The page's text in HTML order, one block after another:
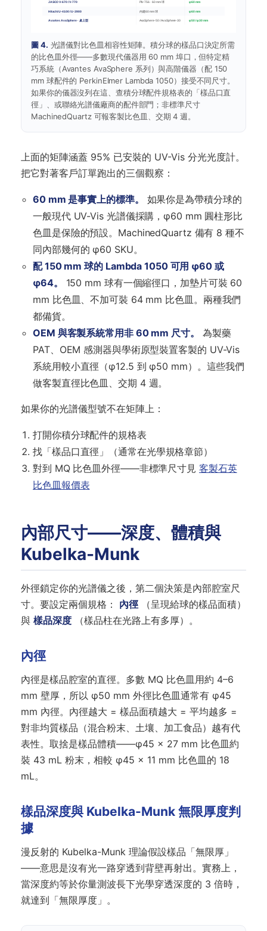
JASCO V-670 / V-770 PIV-756 · 60 mm 球 φ60 mm
Hitachi U-4100 / U-3900 內建 60 mm 球 φ60 mm
Avantes AvaSphere · 桌上型 AvaSphere-50 / AvaSphere-30 φ50 / φ30 mm
圖 4. 光譜儀對比色皿相容性矩陣。積分球的樣品口決定所需
的比色皿外徑——多數現代儀器用 60 mm 埠口，但特定精
巧系統（Avantes AvaSphere 系列）與高階儀器（配 150
mm 球配件的 PerkinElmer Lambda 1050）接受不同尺寸。
如果你的儀器沒列在這、查積分球配件規格表的「樣品口直
徑」、或聯絡光譜儀廠商的配件部門；非標準尺寸
MachinedQuartz 可報客製比色皿、交期 4 週。
上面的矩陣涵蓋 95% 已安裝的 UV-Vis 分光光度計。
把它對著客戶訂單跑出的三個觀察：
60 mm 是事實上的標準。
如果你是為帶積分球的
一般現代 UV-Vis 光譜儀採購，φ60 mm 圓柱形比
色皿是保險的預設。MachinedQuartz 備有 8 種不
同內部幾何的 φ60 SKU。
配 150 mm 球的 Lambda 1050 可用 φ60 或
φ64。
150 mm 球有一個縮徑口，加墊片可裝 60
mm 比色皿、不加可裝 64 mm 比色皿。兩種我們
都備貨。
OEM 與客製系統常用非 60 mm 尺寸。
為製藥
PAT、OEM 感測器與學術原型裝置客製的 UV-Vis
系統用較小直徑（φ12.5 到 φ50 mm）。這些我們
做客製直徑比色皿、交期 4 週。
如果你的光譜儀型號不在矩陣上：
打開你積分球配件的規格表
找「樣品口直徑」（通常在光學規格章節）
對到 MQ 比色皿外徑——非標準尺寸見 客製石英
比色皿報價表
內部尺寸——深度、體積與
Kubelka-Munk
外徑鎖定你的光譜儀之後，第二個決策是內部腔室尺
寸。要設定兩個規格： 內徑 （呈現給球的樣品面積）
與 樣品深度 （樣品柱在光路上有多厚）。
內徑
內徑是樣品腔室的直徑。多數 MQ 比色皿用約 4–6
mm 壁厚，所以 φ50 mm 外徑比色皿通常有 φ45
mm 內徑。內徑越大 = 樣品面積越大 = 平均越多 =
對非均質樣品（混合粉末、土壤、加工食品）越有代
表性。取捨是樣品體積——φ45 × 27 mm 比色皿約
裝 43 mL 粉末，相較 φ45 × 11 mm 比色皿的 18
mL。
樣品深度與 Kubelka-Munk 無限厚度判
據
漫反射的 Kubelka-Munk 理論假設樣品「無限厚」
——意思是沒有光一路穿透到背壁再射出。實務上，
當深度約等於你量測波長下光學穿透深度的 3 倍時，
就達到「無限厚度」。